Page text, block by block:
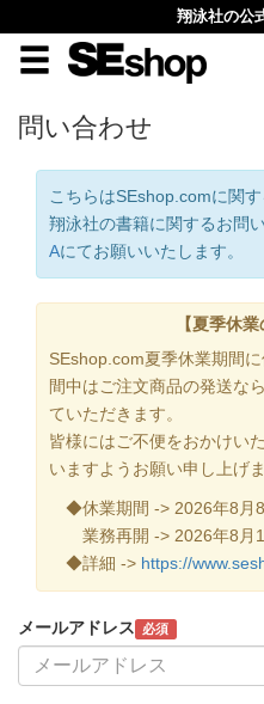
翔泳社の公
問い合わせ
こちらはSEshop.comに関す
翔泳社の書籍に関するお問
Aにてお願いいたします。
【夏季休
SEshop.com夏季休業期間
間中はご注文商品の発送な
ていただきます。
皆様にはご不便をおかけい
いますようお願い申し上げま
◆休業期間 -> 2026年8月
業務再開 -> 2026年8月
◆詳細 -> https://
メールアドレス 必須